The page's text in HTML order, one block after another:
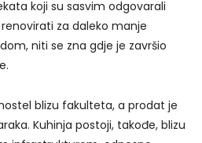
koji su sasvim odgovarali
za daleko manje
niti se zna gdje je završio
blizu fakulteta, a prodat je
Kuhinja postoji, takođe, blizu